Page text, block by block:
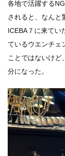
各地で活躍する
されると、なんと
ICEBA７に来てい
ているウエンチェ
ことではないけど
分になった。